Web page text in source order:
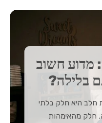
מדוע חשוב
בלילה?
חלב היא חלק בלתי
חלק מהאימהות